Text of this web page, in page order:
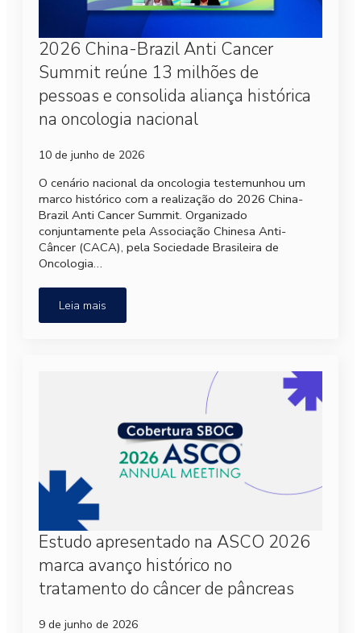
2026 China-Brazil Anti Cancer
Summit reúne 13 milhões de
pessoas e consolida aliança histórica
na oncologia nacional
10 de junho de 2026
O cenário nacional da oncologia testemunhou um
marco histórico com a realização do 2026 China-
Brazil Anti Cancer Summit. Organizado
conjuntamente pela Associação Chinesa Anti-
Câncer (CACA), pela Sociedade Brasileira de
Oncologia…
Leia mais
Estudo apresentado na ASCO 2026
marca avanço histórico no
tratamento do câncer de pâncreas
9 de junho de 2026